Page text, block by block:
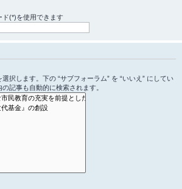
ド(*)を使用できます
択します。下の “サブフォーラム” を “いいえ” にしてい
記事も自動的に検索されます。